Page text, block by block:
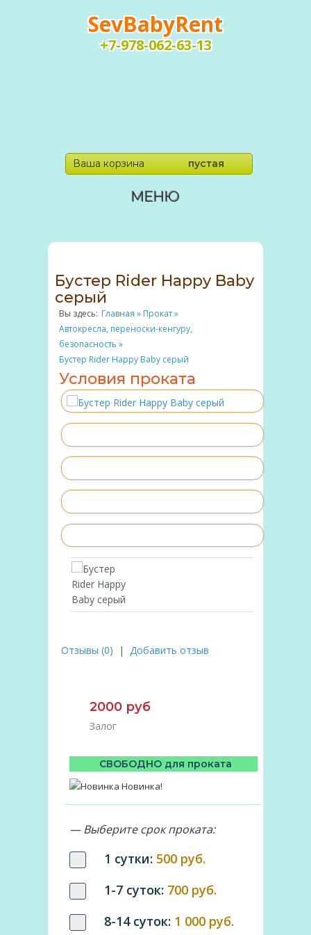
SevBabyRent
+7-978-062-63-13
Ваша корзина пустая
МЕНЮ
Бустер Rider Happy Baby
серый
Вы здесь: Главная » Прокат»
Автокресла, переноски-кенгуру,
безопасность »
Бустер Rider Happy Baby серый
Условия проката
Отзывы (0) |Добавить отзыв
2000 руб
Залог
СВОБОДНО для проката
Новинка!
— Выберите срок проката:
1 сутки: 500 руб.
1-7 суток: 700 руб.
8-14 суток: 1 000 руб.